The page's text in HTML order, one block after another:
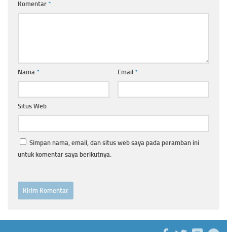
Komentar *
Nama * Email *
Situs Web
Simpan nama, email, dan situs web saya pada peramban ini
untuk komentar saya berikutnya.